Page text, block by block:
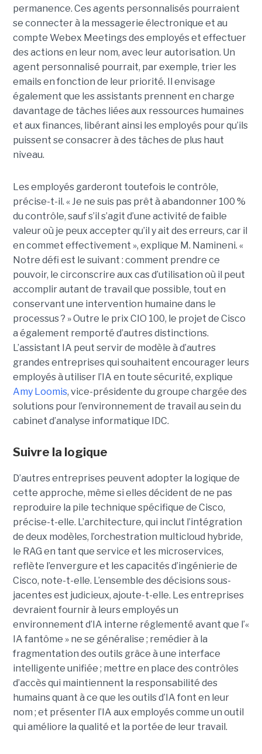
permanence. Ces agents personnalisés pourraient
se connecter à la messagerie électronique et au
compte Webex Meetings des employés et effectuer
des actions en leur nom, avec leur autorisation. Un
agent personnalisé pourrait, par exemple, trier les
emails en fonction de leur priorité. Il envisage
également que les assistants prennent en charge
davantage de tâches liées aux ressources humaines
et aux finances, libérant ainsi les employés pour qu’ils
puissent se consacrer à des tâches de plus haut
niveau.
Les employés garderont toutefois le contrôle,
précise-t-il. « Je ne suis pas prêt à abandonner 100 %
du contrôle, sauf s’il s’agit d’une activité de faible
valeur où je peux accepter qu’il y ait des erreurs, car il
en commet effectivement », explique M. Namineni. «
Notre défi est le suivant : comment prendre ce
pouvoir, le circonscrire aux cas d’utilisation où il peut
accomplir autant de travail que possible, tout en
conservant une intervention humaine dans le
processus ? »Outre le prix CIO 100, le projet de Cisco
a également remporté d’autres distinctions.
L’assistant IA peut servir de modèle à d’autres
grandes entreprises qui souhaitent encourager leurs
employés à utiliser l’IA en toute sécurité, explique
Amy Loomis, vice-présidente du groupe chargée des
solutions pour l’environnement de travail au sein du
cabinet d’analyse informatique IDC.
Suivre la logique
D’autres entreprises peuvent adopter la logique de
cette approche, même si elles décident de ne pas
reproduire la pile technique spécifique de Cisco,
précise-t-elle. L’architecture, qui inclut l’intégration
de deux modèles, l’orchestration multicloud hybride,
le RAG en tant que service et les microservices,
reflète l’envergure et les capacités d’ingénierie de
Cisco, note-t-elle. L’ensemble des décisions sous-
jacentes est judicieux, ajoute-t-elle. Les entreprises
devraient fournir à leurs employés un
environnement d’IA interne réglementé avant que l’«
IA fantôme » ne se généralise ; remédier à la
fragmentation des outils grâce à une interface
intelligente unifiée ; mettre en place des contrôles
d’accès qui maintiennent la responsabilité des
humains quant à ce que les outils d’IA font en leur
nom ; et présenter l’IA aux employés comme un outil
qui améliore la qualité et la portée de leur travail.